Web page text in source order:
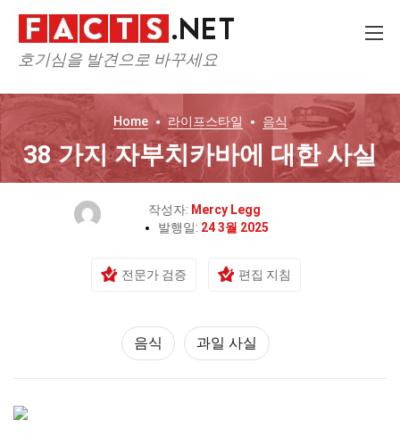
호기심을 발견으로 바꾸세요
Home 라이프스타일 음식
38 가지 자부치카바에 대한 사실
작성자: Mercy Legg
발행일: 24 3월 2025
전문가 검증 편집 지침
음식 과일 사실